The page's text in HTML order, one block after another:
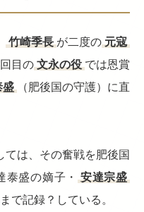
竹崎季長 が二度の 元寇
目の 文永の役 では恩賞
盛
（肥後国の守護）に直
ては、その奮戦を肥後国
泰盛の嫡子・
安達宗盛
で記録？している。